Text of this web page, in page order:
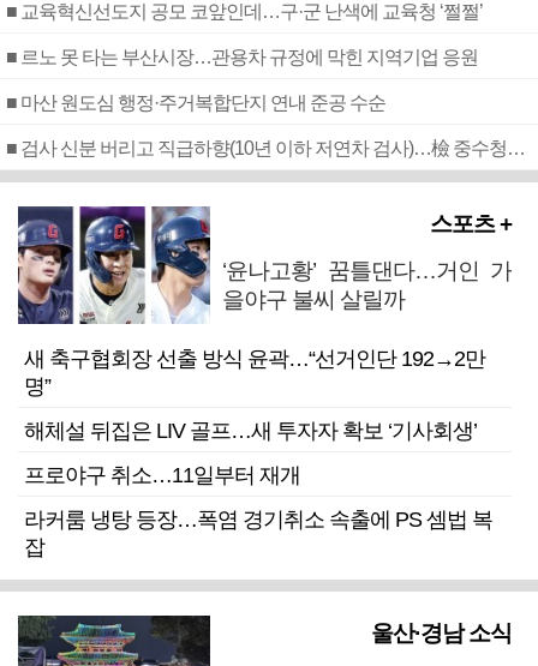
■ 교육혁신선도지 공모 코앞인데…구·군 난색에 교육청 ‘쩔쩔’
■ 르노 못 타는 부산시장…관용차 규정에 막힌 지역기업 응원
■ 마산 원도심 행정·주거복합단지 연내 준공 수순
■ 검사 신분 버리고 직급하향(10년 이하 저연차 검사)…檢 중수청행 기피
스포츠 +
‘윤나고황’ 꿈틀댄다…거인 가
을야구 불씨 살릴까
새 축구협회장 선출 방식 윤곽…“선거인단 192→2만
명”
해체설 뒤집은 LIV 골프…새 투자자 확보 ‘기사회생’
프로야구 취소…11일부터 재개
라커룸 냉탕 등장…폭염 경기취소 속출에 PS 셈법 복
잡
울산·경남 소식